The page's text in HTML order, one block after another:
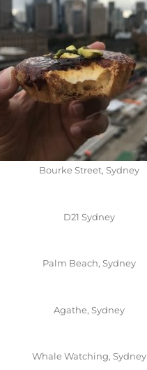
Bourke Street, Sydney
D21 Sydney
Palm Beach, Sydney
Agathe, Sydney
Whale Watching, Sydney